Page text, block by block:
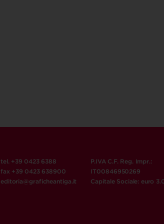
tel. +39 0423 6388
fax +39 0423 638900
editoria@graficheantiga.it
P.IVA C.F. Reg. Impr.:
IT00846950269
Capitale Sociale: euro